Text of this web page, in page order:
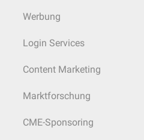
Werbung
Login Services
Content Marketing
Marktforschung
CME-Sponsoring